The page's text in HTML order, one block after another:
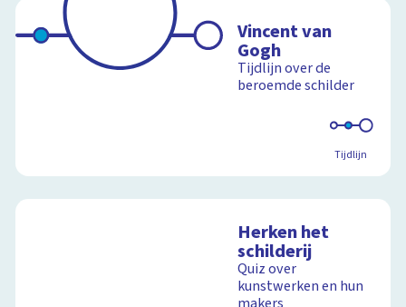
Vincent van
Gogh
Tijdlijn over de
beroemde schilder
Tijdlijn
Herken het
schilderij
Quiz over
kunstwerken en hun